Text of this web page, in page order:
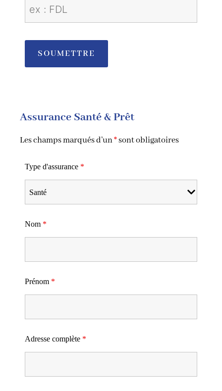
Assurance Santé & Prêt
Les champs marqués d’un*sont obligatoires
Type d'assurance *
Nom *
Prénom *
Adresse complète *